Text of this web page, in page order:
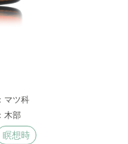
ツ科
木部
瞑想時